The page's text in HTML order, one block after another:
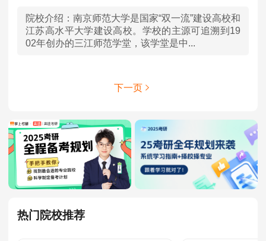
院校介绍： 南京师范大学是国家“双一流”建设高校和
江苏高水平大学建设高校。学校的主源可追溯到19
02年创办的三江师范学堂，该学堂是中...
下一页
热门院校推荐